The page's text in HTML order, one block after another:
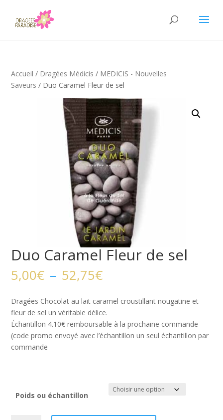
Accueil / Dragées Médicis / MEDICIS - Nouvelles
Saveurs / Duo Caramel Fleur de sel
Duo Caramel Fleur de sel
5,00€ – 52,75€Plage
prix :
5,00€
à
52,75€
Dragées Chocolat au lait caramel croustillant nougatine et
fleur de sel un véritable délice.
Échantillon 4.10€ remboursable à la prochaine commande
(code promo envoyé avec l’échantillon un seul échantillon par
commande
Poids ou échantillon